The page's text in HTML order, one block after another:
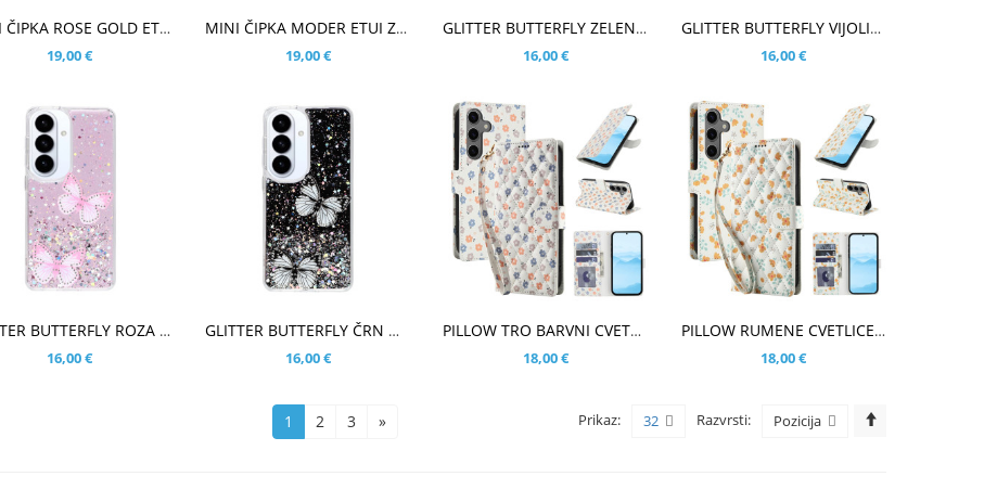
V KOŠARICO
MINI ČIPKA ROSE GOLD ETUI ZA SAMSUNG GALAXY S26
19,00 €
V KOŠARICO
MINI ČIPKA MODER ETUI ZA SAMSUNG GALAXY S26
19,00 €
GLITTER BUTTERFLY ZELEN OVITEK ZA SAMSUNG GALAXY S26
16,00 €
GLITTER BUTTERFLY VIJOLIČNI OVITEK ZA SAMSUNG GALAXY S26
16,00 €
GLITTER BUTTERFLY ROZA OVITEK ZA SAMSUNG GALAXY S26
16,00 €
GLITTER BUTTERFLY ČRN OVITEK ZA SAMSUNG GALAXY S26
16,00 €
PILLOW TRO BARVNI CVETOVI BEL ETUI ZA SAMSUNG GALAXY S26
18,00 €
PILLOW RUMENE CVETLICE BEL ETUI ZA SAMSUNG GALAXY S26
18,00 €
Razvrsti: Pozicija
Prikaz: 32
1 2 3 »